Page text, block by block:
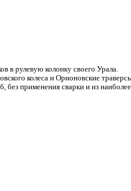
в рулевую колонку своего Урала.
колеса и Орионовские
без применения сварки и из